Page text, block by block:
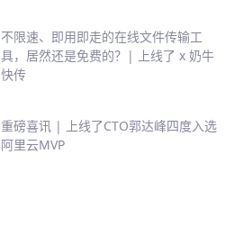
不限速、即用即走的在线文件传输工
具，居然还是免费的？| 上线了 x 奶牛
快传
重磅喜讯 | 上线了CTO郭达峰四度入选
阿里云MVP